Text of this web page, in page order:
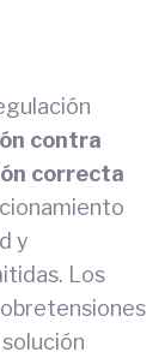
contra
correcta
y
Los